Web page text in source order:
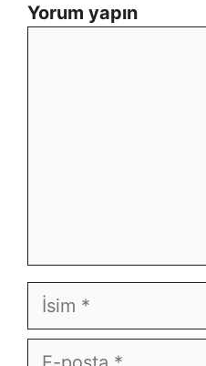
Yorum yapın
İsim
E-